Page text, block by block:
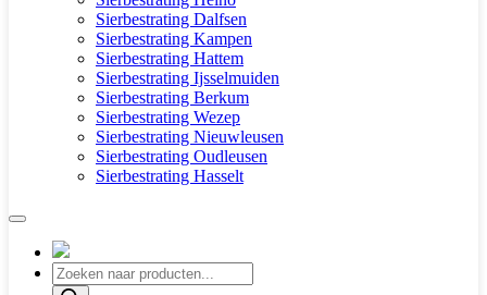
Sierbestrating Dalfsen
Sierbestrating Kampen
Sierbestrating Hattem
Sierbestrating Ijsselmuiden
Sierbestrating Berkum
Sierbestrating Wezep
Sierbestrating Nieuwleusen
Sierbestrating Oudleusen
Sierbestrating Hasselt
Producten
zoeken